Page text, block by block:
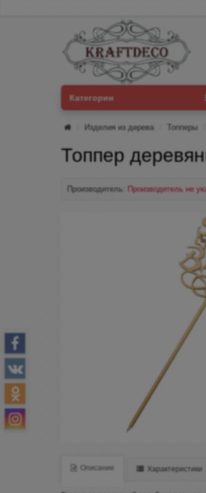
Категории
Изделия из дерева Топперы
Топпер
Производитель: Производитель не
Описание Характеристики